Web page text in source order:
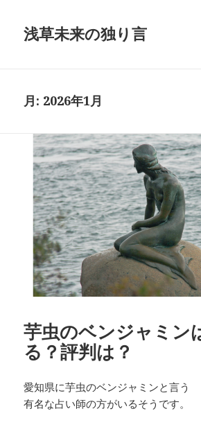
浅草未来の独り言
月: 2026年1月
芋虫のベンジャミン
る？評判は？
愛知県に芋虫のベンジャミンと言う
有名な占い師の方がいるそうです。